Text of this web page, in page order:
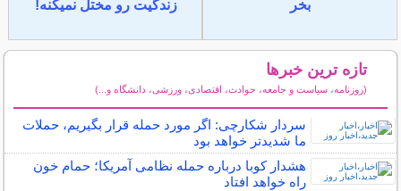
بخر
زندگیت رو مختل نمیکنه!
تازه ترین خبرها
(روزنامه، سیاست و جامعه، حوادث، اقتصادی، ورزشی، دانشگاه و...)
سردار شکارچی: اگر مورد حمله قرار بگیریم، حملات
ما شدیدتر خواهد بود
هشدار کوبا درباره حمله نظامی آمریکا؛ حمام خون
راه خواهد افتاد